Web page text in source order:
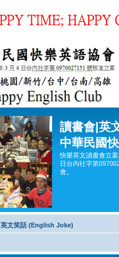
讀書會|英
中華民國
快樂英文讀書會立
日台內社字第
會。
英文笑話 (English Joke)